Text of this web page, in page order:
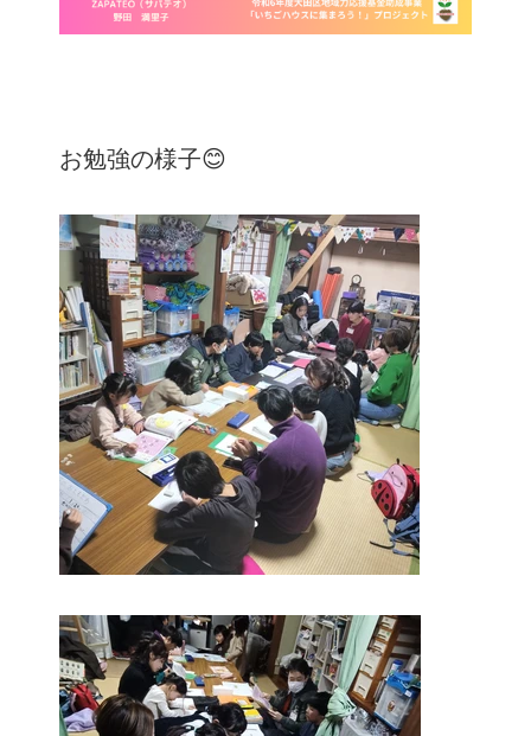
お勉強の様子😊